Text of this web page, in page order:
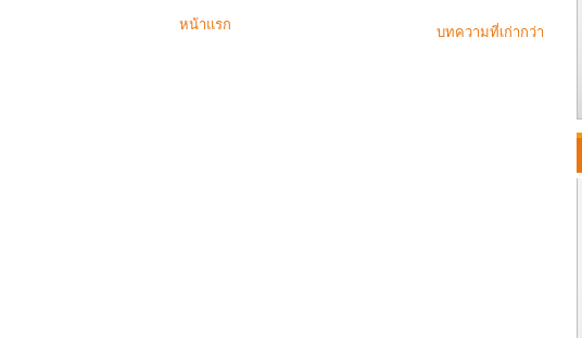
บทความที่เก่ากว่า
หน้าแรก